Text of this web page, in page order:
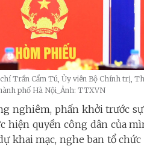
Trần Cẩm Tú, Ủy viên Bộ Chính trị,
phố Hà Nội_Ảnh: TTXVN
nghiêm, phấn khởi trước
hiện quyền công dân của
khai mạc, nghe ban tổ